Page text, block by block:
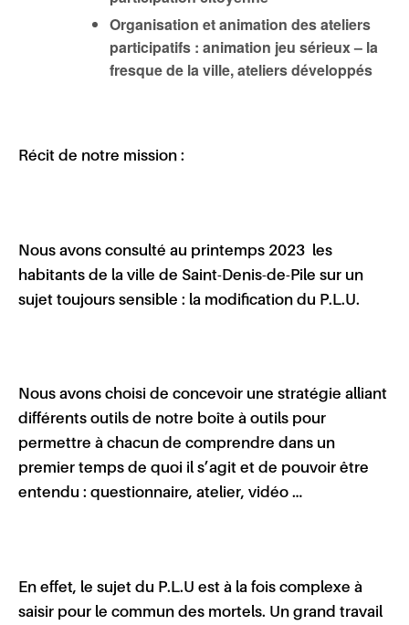
Organisation et animation des ateliers
participatifs : animation jeu sérieux – la
fresque de la ville, ateliers développés
Récit de notre mission :
Nous avons consulté au printemps 2023 les
habitants de la ville de Saint-Denis-de-Pile sur un
sujet toujours sensible : la modification du P.L.U.
Nous avons choisi de concevoir une stratégie alliant
différents outils de notre boîte à outils pour
permettre à chacun de comprendre dans un
premier temps de quoi il s’agit et de pouvoir être
entendu : questionnaire, atelier, vidéo …
En effet, le sujet du P.L.U est à la fois complexe à
saisir pour le commun des mortels. Un grand travail